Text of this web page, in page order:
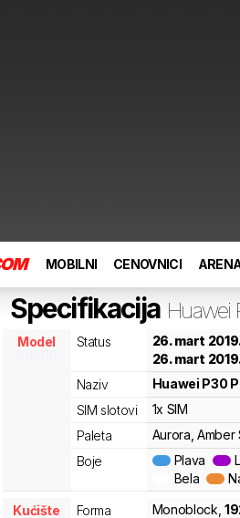
MOBILNI CENOVNICI
Specifikacija Huawei
Model
Status 26. mart
26. mart
Naziv
Huawei P30
SIM slotovi
1x SIM
Paleta
Aurora, Amber
Boje
Plava
Bela
Kućište Forma Monoblock ,